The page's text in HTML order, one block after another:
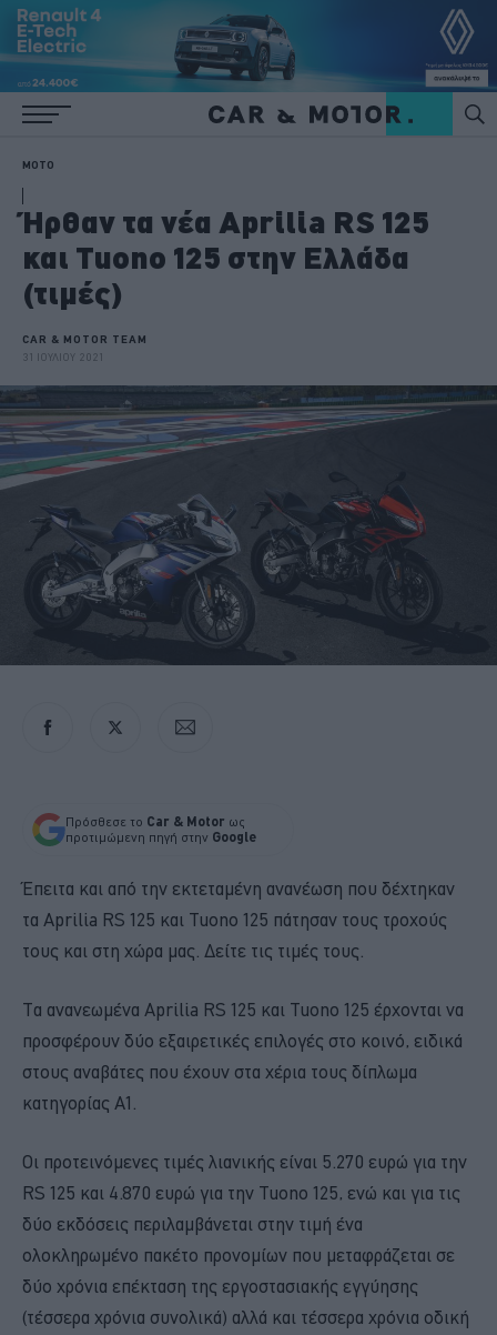
MOTO
Ήρθαν τα νέα Aprilia RS 125
και Tuono 125 στην Ελλάδα
(τιμές)
CAR & MOTOR TEAM
31 ΙΟΥΛΙΟΥ 2021
Πρόσθεσε το Car & Motor ως
προτιμώμενη πηγή στην Google
Έπειτα και από την εκτεταμένη ανανέωση που δέχτηκαν
τα Aprilia RS 125 και Tuono 125 πάτησαν τους τροχούς
τους και στη χώρα μας. Δείτε τις τιμές τους.
Τα ανανεωμένα Aprilia RS 125 και Tuono 125 έρχονται να
προσφέρουν δύο εξαιρετικές επιλογές στο κοινό, ειδικά
στους αναβάτες που έχουν στα χέρια τους δίπλωμα
κατηγορίας Α1.
Οι προτεινόμενες τιμές λιανικής είναι 5.270 ευρώ για την
RS 125 και 4.870 ευρώ για την Tuono 125, ενώ και για τις
δύο εκδόσεις περιλαμβάνεται στην τιμή ένα
ολοκληρωμένο πακέτο προνομίων που μεταφράζεται σε
δύο χρόνια επέκταση της εργοστασιακής εγγύησης
(τέσσερα χρόνια συνολικά) αλλά και τέσσερα χρόνια οδική